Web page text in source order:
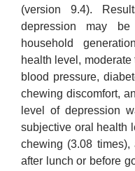
(version 9.4).
depression may
household
health level,
blood pressure,
chewing discomfort,
level of depression
subjective oral health
chewing (3.08 times),
after lunch or before